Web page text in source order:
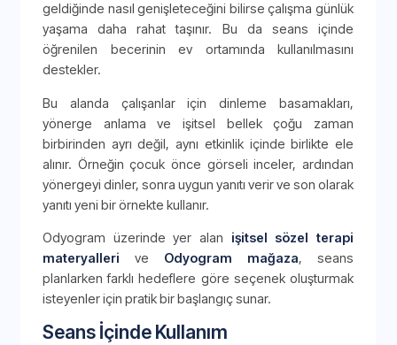
geldiğinde nasıl genişleteceğini bilirse çalışma günlük
yaşama daha rahat taşınır. Bu da seans içinde
öğrenilen becerinin ev ortamında kullanılmasını
destekler.
Bu alanda çalışanlar için dinleme basamakları,
yönerge anlama ve işitsel bellek çoğu zaman
birbirinden ayrı değil, aynı etkinlik içinde birlikte ele
alınır. Örneğin çocuk önce görseli inceler, ardından
yönergeyi dinler, sonra uygun yanıtı verir ve son olarak
yanıtı yeni bir örnekte kullanır.
Odyogram üzerinde yer alan işitsel sözel terapi
materyalleri ve Odyogram mağaza, seans
planlarken farklı hedeflere göre seçenek oluşturmak
isteyenler için pratik bir başlangıç sunar.
Seans İçinde Kullanım